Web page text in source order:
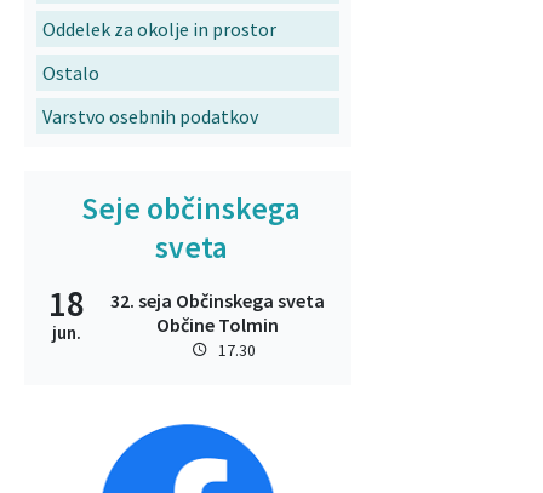
Oddelek za okolje in prostor
Ostalo
Varstvo osebnih podatkov
Seje občinskega
sveta
18
jun.
32. seja Občinskega sveta
Občine Tolmin
17.30